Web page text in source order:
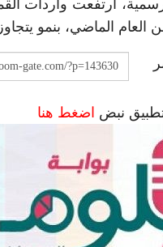
الماضي، بنمو يتجاوز 70% على أساس سنوي.
تطبيق نبض اضغط هنا